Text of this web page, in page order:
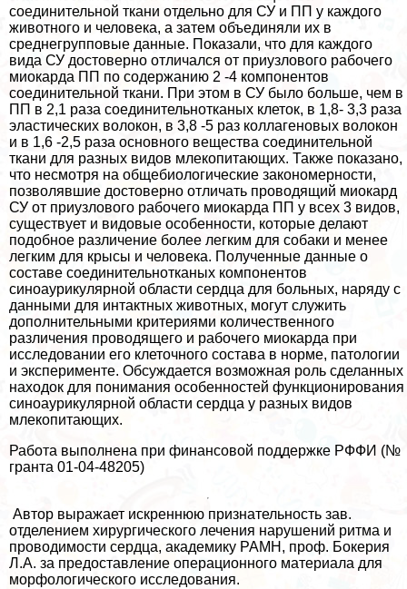
соединительной ткани отдельно для СУ и ПП у каждого
животного и человека, а затем объединяли их в
среднегрупповые данные. Показали, что для каждого
вида СУ достоверно отличался от приузлового рабочего
миокарда ПП по содержанию 2 -4 компонентов
соединительной ткани. При этом в СУ было больше, чем в
ПП в 2,1 раза соединительнотканых клеток, в 1,8- 3,3 раза
эластических волокон, в 3,8 -5 раз коллагеновых волокон
и в 1,6 -2,5 раза основного вещества соединительной
ткани для разных видов млекопитающих. Также показано,
что несмотря на общебиологические закономерности,
позволявшие достоверно отличать проводящий миокард
СУ от приузлового рабочего миокарда ПП у всех 3 видов,
существует и видовые особенности, которые делают
подобное различение более легким для собаки и менее
легким для крысы и человека. Полученные данные о
составе соединительнотканых компонентов
синоаурикулярной области сердца для больных, наряду с
данными для интактных животных, могут служить
дополнительными критериями количественного
различения проводящего и рабочего миокарда при
исследовании его клеточного состава в норме, патологии
и эксперименте. Обсуждается возможная роль сделанных
находок для понимания особенностей функционирования
синоаурикулярной области сердца у разных видов
млекопитающих.
Работа выполнена при финансовой поддержке РФФИ (№
гранта 01-04-48205)
Автор выражает искреннюю признательность зав.
отделением хирургического лечения нарушений ритма и
проводимости сердца, академику РАМН, проф. Бокерия
Л.А. за предоставление операционного материала для
морфологического исследования.